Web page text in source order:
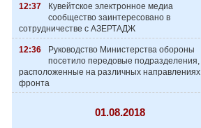
12:37
Кувейтское электронное медиа
сообщество заинтеpесовано в
сотрудничестве с АЗЕРТАДЖ
12:36
Руководство Министерства обороны
посетило передовые подразделения,
расположенные на различных направлениях
фронта
01.08.2018